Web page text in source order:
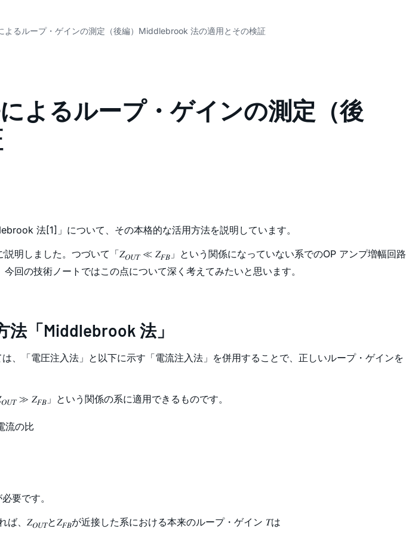
るループ・ゲインの測定（後編）Middlebrook 法の適用とその検証
よるループ・ゲインの測定（後
法[1]」について、その本格的な活用方法を説明しています。
説明しました。つづいて「𝑍𝑂𝑈𝑇≪ 𝑍𝐹𝐵 」という関係になっていない系でのOP アンプ増幅回路
回の技術ノートではこの点について深く考えてみたいと思います。
「Middlebrook 法」
、「電圧注入法」と以下に示す「電流注入法」を併用することで、正しいループ・ゲインを
𝑂𝑈𝑇≫ 𝑍𝐹𝐵 」という関係の系に適用できるものです。
流の比
要です。
ば、𝑍𝑂𝑈𝑇と𝑍𝐹𝐵が近接した系における本来のループ・ゲイン 𝑇は